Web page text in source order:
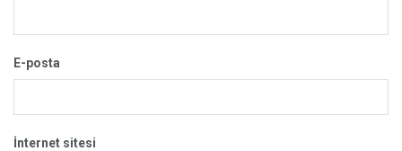
E-posta
İnternet sitesi